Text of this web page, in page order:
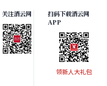
关注酒云网
扫码下载酒云网
APP
领新人大礼包